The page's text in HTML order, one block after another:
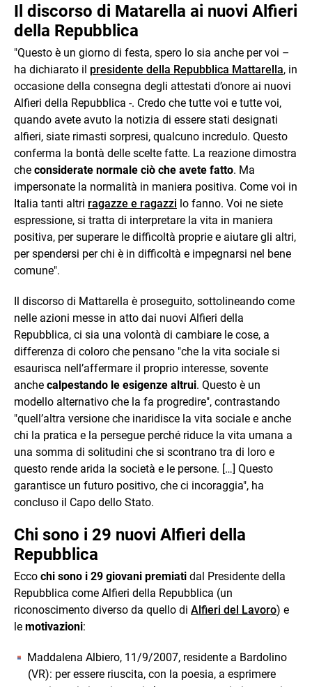
Il discorso di Matarella ai nuovi Alfieri
della Repubblica
"Questo è un giorno di festa, spero lo sia anche per voi –
ha dichiarato il presidente della Repubblica Mattarella, in
occasione della consegna degli attestati d’onore ai nuovi
Alfieri della Repubblica -. Credo che tutte voi e tutte voi,
quando avete avuto la notizia di essere stati designati
alfieri, siate rimasti sorpresi, qualcuno incredulo. Questo
conferma la bontà delle scelte fatte. La reazione dimostra
che considerate normale ciò che avete fatto. Ma
impersonate la normalità in maniera positiva. Come voi in
Italia tanti altri ragazze e ragazzi lo fanno. Voi ne siete
espressione, si tratta di interpretare la vita in maniera
positiva, per superare le difficoltà proprie e aiutare gli altri,
per spendersi per chi è in difficoltà e impegnarsi nel bene
comune".
Il discorso di Mattarella è proseguito, sottolineando come
nelle azioni messe in atto dai nuovi Alfieri della
Repubblica, ci sia una volontà di cambiare le cose, a
differenza di coloro che pensano "che la vita sociale si
esaurisca nell’affermare il proprio interesse, sovente
anche calpestando le esigenze altrui. Questo è un
modello alternativo che la fa progredire", contrastando
"quell’altra versione che inaridisce la vita sociale e anche
chi la pratica e la persegue perché riduce la vita umana a
una somma di solitudini che si scontrano tra di loro e
questo rende arida la società e le persone. […] Questo
garantisce un futuro positivo, che ci incoraggia", ha
concluso il Capo dello Stato.
Chi sono i 29 nuovi Alfieri della
Repubblica
Ecco chi sono i 29 giovani premiati dal Presidente della
Repubblica come Alfieri della Repubblica (un
riconoscimento diverso da quello di Alfieri del Lavoro) e
le motivazioni:
Maddalena Albiero, 11/9/2007, residente a Bardolino
(VR): per essere riuscita, con la poesia, a esprimere